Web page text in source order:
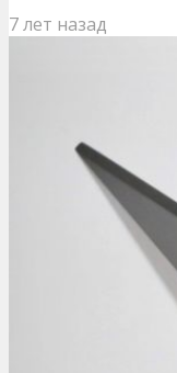
7 лет назад